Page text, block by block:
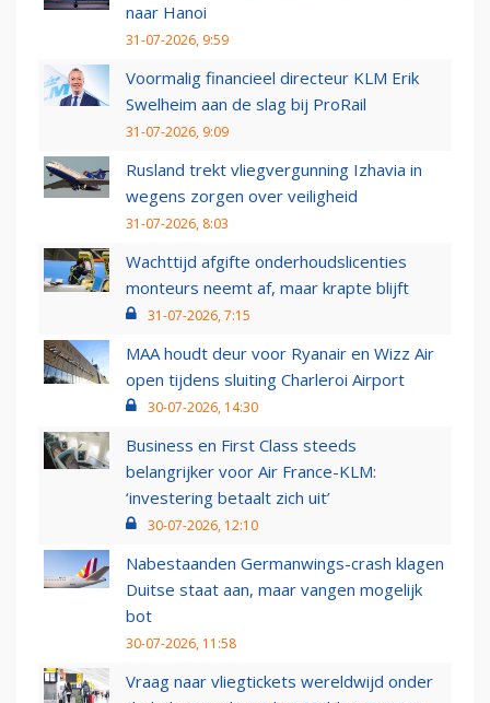
naar Hanoi
31-07-2026, 9:59
Voormalig financieel directeur KLM Erik
Swelheim aan de slag bij ProRail
31-07-2026, 9:09
Rusland trekt vliegvergunning Izhavia in
wegens zorgen over veiligheid
31-07-2026, 8:03
Wachttijd afgifte onderhoudslicenties
monteurs neemt af, maar krapte blijft
31-07-2026, 7:15
MAA houdt deur voor Ryanair en Wizz Air
open tijdens sluiting Charleroi Airport
30-07-2026, 14:30
Business en First Class steeds
belangrijker voor Air France-KLM:
‘investering betaalt zich uit’
30-07-2026, 12:10
Nabestaanden Germanwings-crash klagen
Duitse staat aan, maar vangen mogelijk
bot
30-07-2026, 11:58
Vraag naar vliegtickets wereldwijd onder